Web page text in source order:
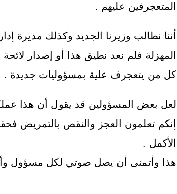
المتعجرفين عليهم .
أننا نطالب وزيرنا الجديد وكذلك مديرة
المهزلة فلم نعد نطيق هذا أو إصدار
كل من يتعجرف علية بمسؤوليات جديدة .
لعل بعض المسؤولين قد يقول أن هذا
إنكم تعلمون العجز والنقص بالتمريض
الأكمل .
هذا وأتمنى أن يصل صوتي لكل مسؤول